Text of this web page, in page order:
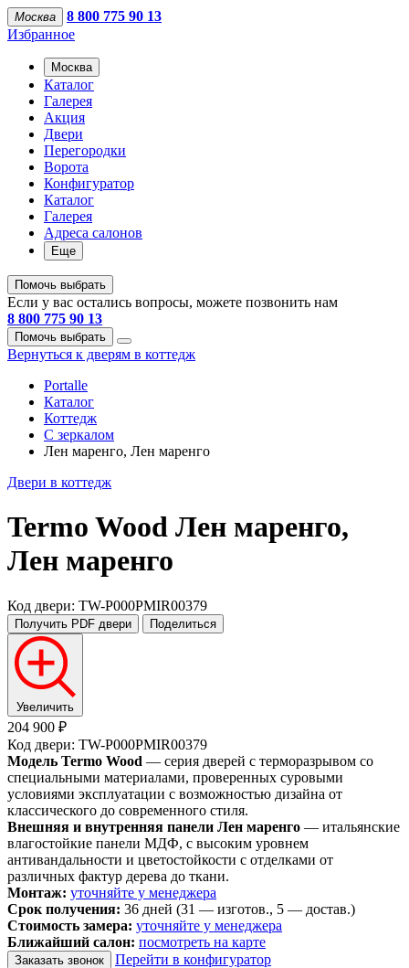
Москва
8 800 775 90 13
Избранное
Москва
Каталог
Галерея
Акция
Двери
Перегородки
Ворота
Конфигуратор
Каталог
Галерея
Адреса салонов
Еще
Помочь выбрать
Если у вас остались вопросы, можете позвонить нам
8 800 775 90 13
Помочь выбрать
Вернуться к дверям в коттедж
Portalle
Каталог
Коттедж
С зеркалом
Лен маренго, Лен маренго
Двери в коттедж
Termo Wood Лен маренго,
Лен маренго
Код двери: TW-P000PMIR00379
Получить PDF двери Поделиться
Увеличить
204 900 ₽
Код двери: TW-P000PMIR00379
Модель Termo Wood — серия дверей с терморазрывом со
специальными материалами, проверенных суровыми
условиями эксплуатации с возможностью дизайна от
классического до современного стиля.
Внешняя и внутренняя панели Лен маренго — итальянские
влагостойкие панели МДФ, с высоким уровнем
антивандальности и цветостойкости с отделками от
различных фактур дерева до ткани.
Монтаж: уточняйте у менеджера
Срок получения: 36 дней (31 — изготов., 5 — достав.)
Стоимость замера: уточняйте у менеджера
Ближайший салон: посмотреть на карте
Заказать звонок
Перейти в конфигуратор